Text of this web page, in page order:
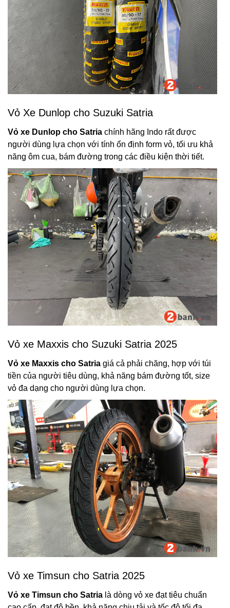
Vỏ Xe Dunlop cho Suzuki Satria
Vỏ xe Dunlop cho Satria chính hãng Indo rất được
người dùng lựa chọn với tính ổn định form vỏ, tối ưu khả
năng ôm cua, bám đường trong các điều kiện thời tiết.
Vỏ xe Maxxis cho Suzuki Satria 2025
Vỏ xe Maxxis cho Satria giá cả phải chăng, hợp với túi
tiền của người tiêu dùng, khả năng bám đường tốt, size
vỏ đa dạng cho người dùng lựa chọn.
Vỏ xe Timsun cho Satria 2025
Vỏ xe Timsun cho Satria là dòng vỏ xe đạt tiêu chuẩn